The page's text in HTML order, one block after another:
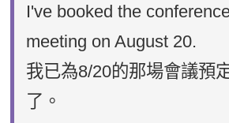
I've booked the
meeting on August 20.
我已為8/20的那場會議預
了。